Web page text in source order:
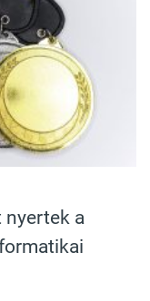
nyertek a